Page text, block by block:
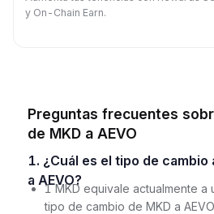
y On-Chain Earn.
Preguntas frecuentes
de MKD a AEVO
1. ¿Cuál es el tipo de cambio actual de 1 MKD
a AEVO?
1 MKD equivale actualmente a
tipo de cambio de MKD a